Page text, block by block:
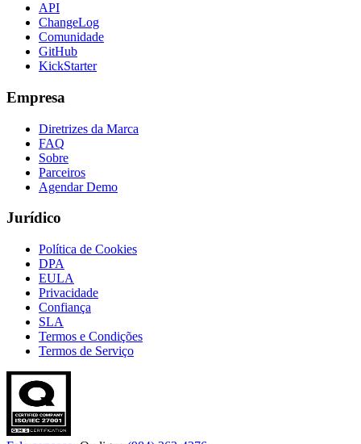
API
ChangeLog
Comunidade
GitHub
KickStarter
Empresa
Diretrizes da Marca
FAQ
Sobre
Parceiros
Agendar Demo
Jurídico
Política de Cookies
DPA
EULA
Privacidade
Confiança
SLA
Termos e Condições
Termos de Serviço